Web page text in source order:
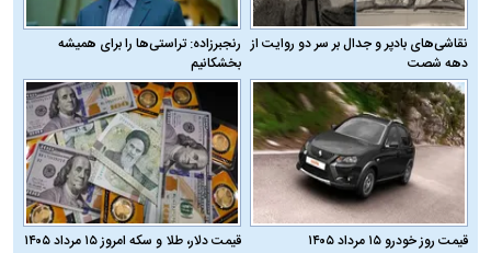
نقاشی‌های بادپر و جدال بر سر دو روایت از
دهه شصت
رنجبرزاده: تراستی‌ها را برای همیشه
بخشکانیم
قیمت روز خودرو ۱۵ مرداد ۱۴۰۵
قیمت دلار، طلا و سکه امروز ۱۵ مرداد ۱۴۰۵